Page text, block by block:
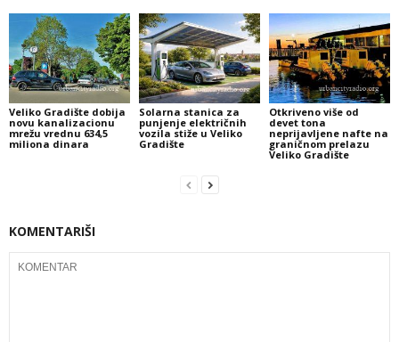
Veliko Gradište dobija
novu kanalizacionu
mrežu vrednu 634,5
miliona dinara
Solarna stanica za
punjenje električnih
vozila stiže u Veliko
Gradište
Otkriveno više od
devet tona
neprijavljene nafte na
graničnom prelazu
Veliko Gradište
KOMENTARIŠI